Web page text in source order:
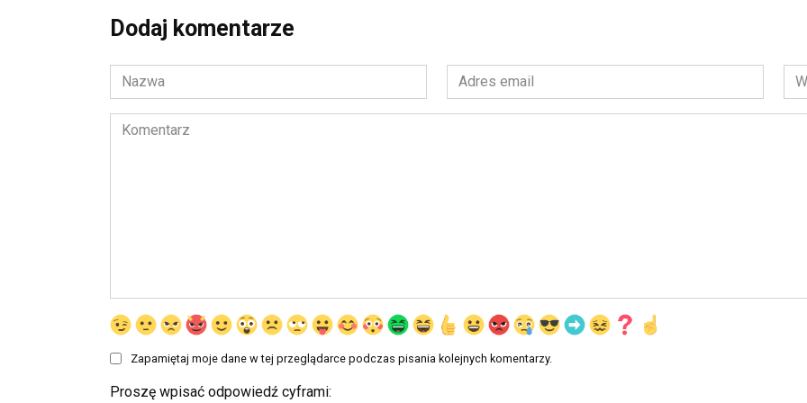
Dodaj komentarze
Nazwa
*
Adres
email
*
Komentarz
Zapamiętaj moje dane w tej przeglądarce podczas pisania kolejnych komentarzy.
Proszę wpisać odpowiedź cyframi: